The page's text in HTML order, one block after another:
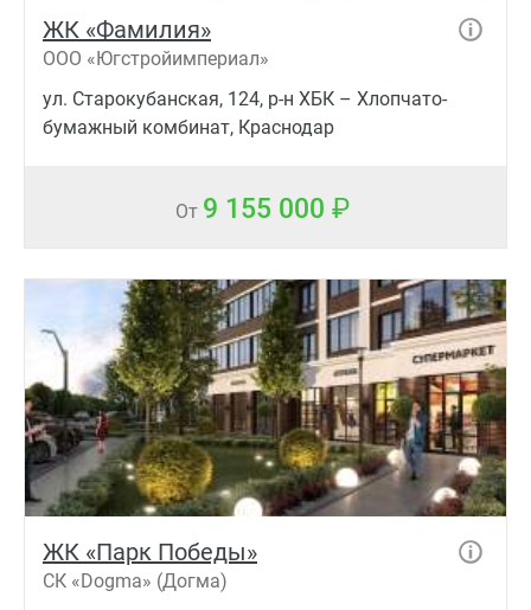
ЖК «Фамилия»
ООО «Югстройимпериал»
ул. Старокубанская, 124, р-н ХБК – Хлопчато-
бумажный комбинат, Краснодар
От 9 155 000
ЖК «Парк Победы»
СК «Dogma» (Догма)